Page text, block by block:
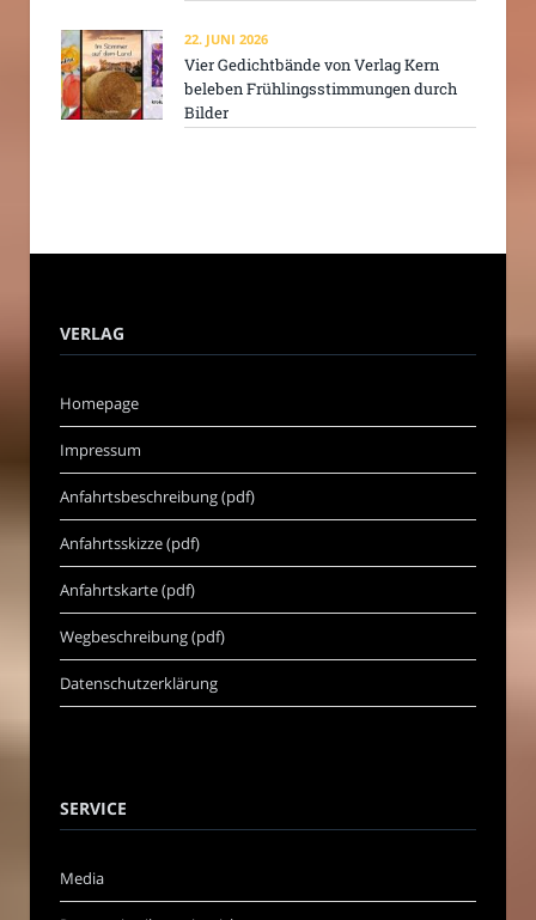
22. JUNI 2026
Vier Gedichtbände von Verlag Kern
beleben Frühlingsstimmungen durch
Bilder
VERLAG
Homepage
Impressum
Anfahrtsbeschreibung (pdf)
Anfahrtsskizze (pdf)
Anfahrtskarte (pdf)
Wegbeschreibung (pdf)
Datenschutzerklärung
SERVICE
Media